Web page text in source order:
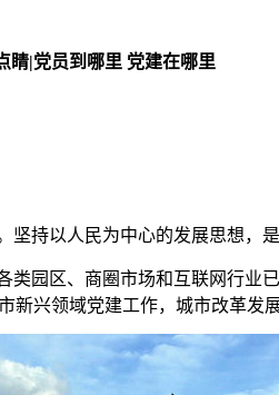
睛|党员到哪里 党建在哪里
持以人民为中心的发展思想，
园区、商圈市场和互联网行业
兴领域党建工作，城市改革发